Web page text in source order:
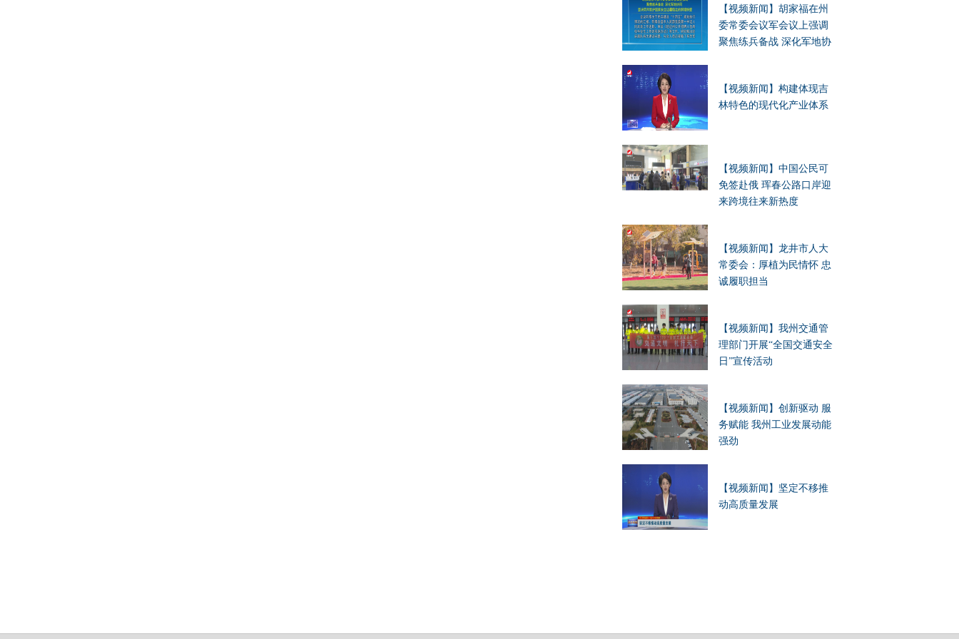
【视频新闻】胡家福在州
委常委会议军会议上强调
聚焦练兵备战 深化军地协
【视频新闻】构建体现吉
林特色的现代化产业体系
【视频新闻】中国公民可
免签赴俄 珲春公路口岸迎
来跨境往来新热度
【视频新闻】龙井市人大
常委会：厚植为民情怀 忠
诚履职担当
【视频新闻】我州交通管
理部门开展“全国交通安全
日”宣传活动
【视频新闻】创新驱动 服
务赋能 我州工业发展动能
强劲
【视频新闻】坚定不移推
动高质量发展